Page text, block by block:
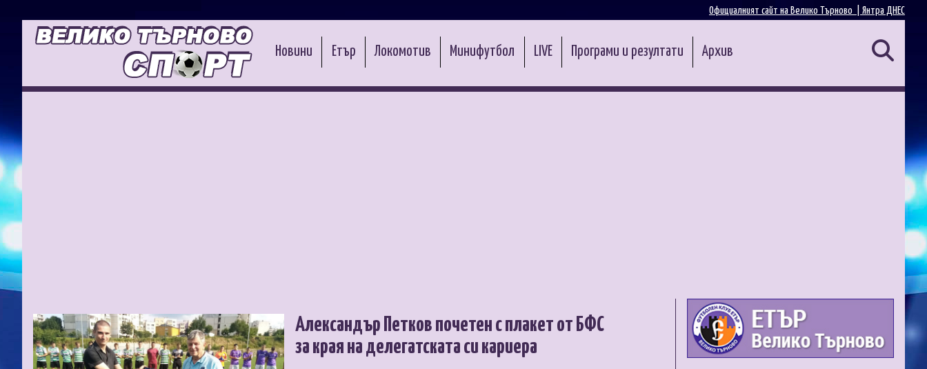
Янтра ДНЕС
Официалният сайт на Велико Търново |
Новини Етър Локомотив Минифутбол LIVE Програми и резултати Архив
Александър Петков почетен с плакет от БФС
за края на делегатската си кариера